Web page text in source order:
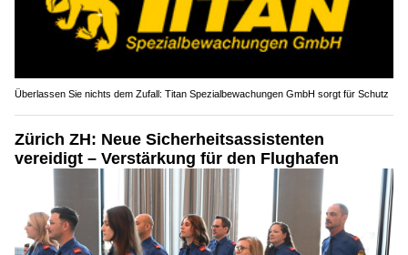
Überlassen Sie nichts dem Zufall: Titan Spezialbewachungen GmbH sorgt für Schutz
Zürich ZH: Neue Sicherheitsassistenten
vereidigt – Verstärkung für den Flughafen